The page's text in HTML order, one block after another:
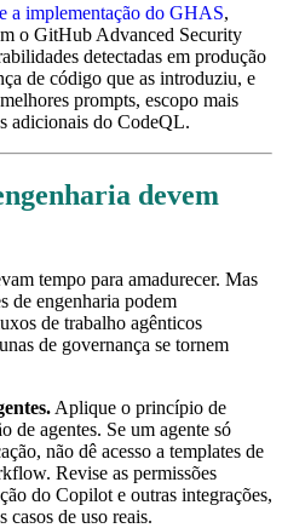
a implementação do GHAS,
o GitHub Advanced Security
detectadas em produção
de código que as introduziu, e
prompts, escopo mais
adicionais do CodeQL.
devem
tempo para amadurecer. Mas
de engenharia podem
de trabalho agênticos
de governança se tornem
Aplique o princípio de
de agentes. Se um agente só
não dê acesso a templates de
Revise as permissões
do Copilot e outras integrações,
casos de uso reais.